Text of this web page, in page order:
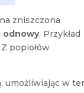
zniszczona
odnowy. Przykład
Z popiołów
umożliwiając w